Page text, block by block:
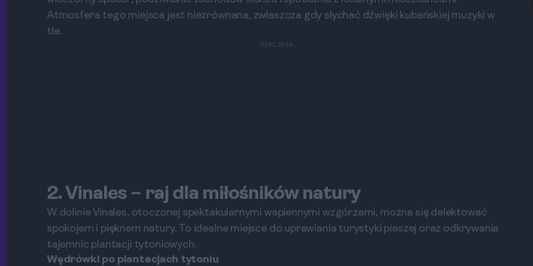
Atmosfera tego miejsca jest niezrównana, zwłaszcza gdy słychać dźwięki kubańskiej muzyki w
tle.
REKLAMA
2. Vinales – raj dla miłośników natury
W dolinie Vinales, otoczonej spektakularnymi wapiennymi wzgórzami, można się delektować
spokojem i pięknem natury. To idealne miejsce do uprawiania turystyki pieszej oraz odkrywania
tajemnic plantacji tytoniowych.
Wędrówki po plantacjach tytoniu